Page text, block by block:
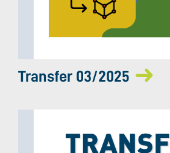
Transfer 03/2025